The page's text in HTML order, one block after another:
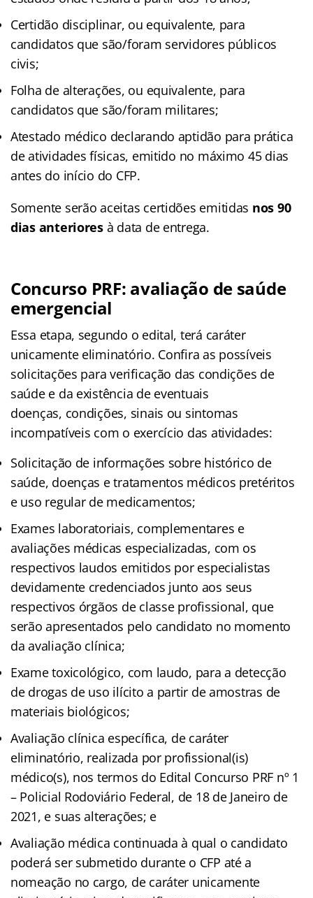
Certidão disciplinar, ou equivalente, para
candidatos que são/foram servidores públicos
civis;
Folha de alterações, ou equivalente, para
candidatos que são/foram militares;
Atestado médico declarando aptidão para prática
de atividades físicas, emitido no máximo 45 dias
antes do início do CFP.
Somente serão aceitas certidões emitidas nos 90
dias anterioresà data de entrega.
Concurso PRF: avaliação de saúde
emergencial
Essa etapa, segundo o edital, terá caráter
unicamente eliminatório. Confira as possíveis
solicitações para verificação das condições de
saúde e da existência de eventuais
doenças, condições, sinais ou sintomas
incompatíveis com o exercício das atividades:
Solicitação de informações sobre histórico de
saúde, doenças e tratamentos médicos pretéritos
e uso regular de medicamentos;
Exames laboratoriais, complementares e
avaliações médicas especializadas, com os
respectivos laudos emitidos por especialistas
devidamente credenciados junto aos seus
respectivos órgãos de classe profissional, que
serão apresentados pelo candidato no momento
da avaliação clínica;
Exame toxicológico, com laudo, para a detecção
de drogas de uso ilícito a partir de amostras de
materiais biológicos;
Avaliação clínica específica, de caráter
eliminatório, realizada por profissional(is)
médico(s), nos termos do Edital Concurso PRF nº 1
– Policial Rodoviário Federal, de 18 de Janeiro de
2021, e suas alterações; e
Avaliação médica continuada à qual o candidato
poderá ser submetido durante o CFP até a
nomeação no cargo, de caráter unicamente